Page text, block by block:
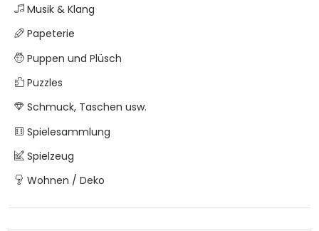
Musik & Klang
Papeterie
Puppen und Plüsch
Puzzles
Schmuck, Taschen usw.
Spielesammlung
Spielzeug
Wohnen / Deko